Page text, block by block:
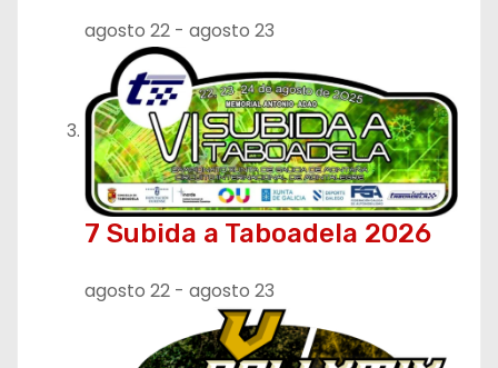
agosto 22 - agosto 23
7 Subida a Taboadela 2026
agosto 22 - agosto 23